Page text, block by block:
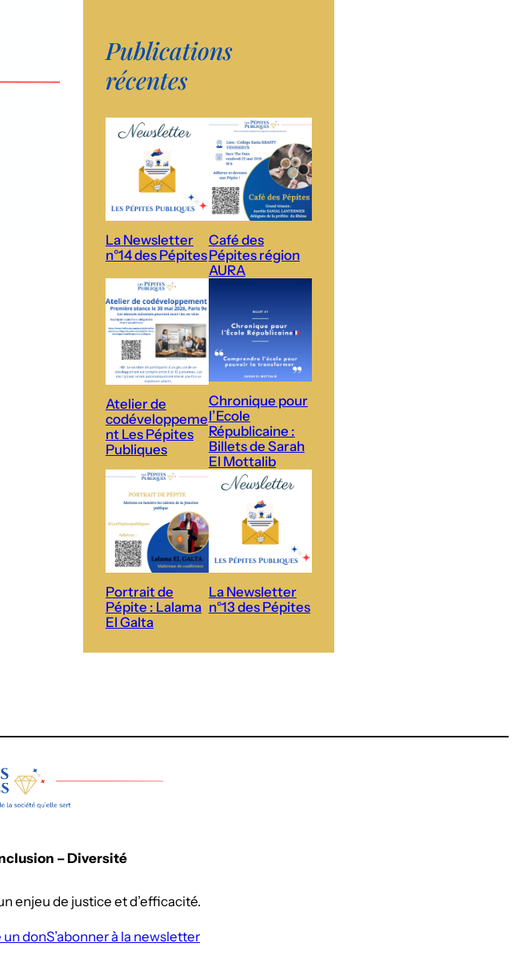
Publications
récentes
La Newsletter
n°14 des Pépites
Café des
Pépites région
AURA
Atelier de
codéveloppeme
nt Les Pépites
Publiques
Chronique pour
l’Ecole
Républicaine :
Billets de Sarah
El Mottalib
Portrait de
Pépite : Lalama
El Galta
La Newsletter
n°13 des Pépites
– Diversité
enjeu de justice et d’efficacité.
un donS’abonner à la newsletter